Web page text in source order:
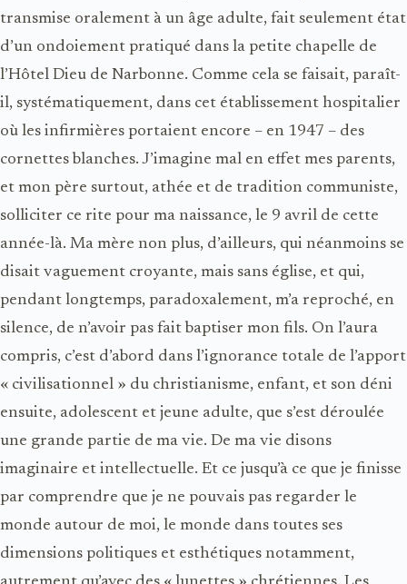
transmise oralement à un âge adulte, fait seulement état
d’un ondoiement pratiqué dans la petite chapelle de
l’Hôtel Dieu de Narbonne. Comme cela se faisait, paraît-
il, systématiquement, dans cet établissement hospitalier
où les infirmières portaient encore – en 1947 – des
cornettes blanches. J’imagine mal en effet mes parents,
et mon père surtout, athée et de tradition communiste,
solliciter ce rite pour ma naissance, le 9 avril de cette
année-là. Ma mère non plus, d’ailleurs, qui néanmoins se
disait vaguement croyante, mais sans église, et qui,
pendant longtemps, paradoxalement, m’a reproché, en
silence, de n’avoir pas fait baptiser mon fils. On l’aura
compris, c’est d’abord dans l’ignorance totale de l’apport
« civilisationnel » du christianisme, enfant, et son déni
ensuite, adolescent et jeune adulte, que s’est déroulée
une grande partie de ma vie. De ma vie disons
imaginaire et intellectuelle. Et ce jusqu’à ce que je finisse
par comprendre que je ne pouvais pas regarder le
monde autour de moi, le monde dans toutes ses
dimensions politiques et esthétiques notamment,